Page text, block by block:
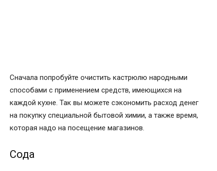
Сначала попробуйте очистить кастрюлю народными
способами с применением средств, имеющихся на
каждой кухне. Так вы можете сэкономить расход денег
на покупку специальной бытовой химии, а также время,
которая надо на посещение магазинов.
Сода